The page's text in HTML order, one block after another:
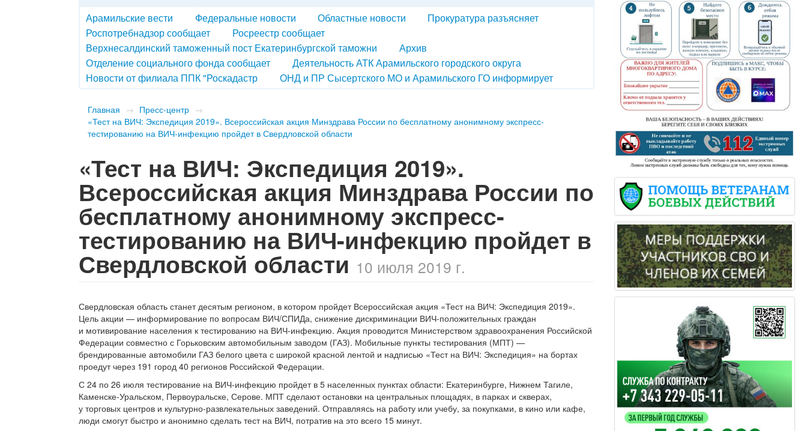
Арамильские вести
Федеральные новости Областные новости
Прокуратура разъясняет
Роспотребнадзор сообщает
Росреестр сообщает
Верхнесалдинский таможенный пост Екатеринбургской таможни
Архив
Отделение социального фонда сообщает
Деятельность АТК Арамильского городского округа
Новости от филиала ППК "Роскадастр
ОНД и ПР Сысертского МО и Арамильского ГО информирует
Главная → Пресс-центр →
«Тест на ВИЧ: Экспедиция 2019». Всероссийская акция Минздрава России по бесплатному анонимному экспресс-
тестированию на ВИЧ-инфекцию пройдет в Свердловской области
«Тест на ВИЧ: Экспедиция 2019».
Всероссийская акция Минздрава России по
бесплатному анонимному экспресс-
тестированию на ВИЧ-инфекцию пройдет в
Свердловской области 10 июля 2019 г.
Свердловская область станет десятым регионом, в котором пройдет Всероссийская акция «Тест на ВИЧ: Экспедиция 2019».
Цель акции — информирование по вопросам ВИЧ/СПИДа, снижение дискриминации ВИЧ-положительных граждан
и мотивирование населения к тестированию на ВИЧ-инфекцию. Акция проводится Министерством здравоохранения Российской
Федерации совместно с Горьковским автомобильным заводом (ГАЗ). Мобильные пункты тестирования (МПТ) —
брендированные автомобили ГАЗ белого цвета с широкой красной лентой и надписью «Тест на ВИЧ: Экспедиция» на бортах
проедут через 191 город 40 регионов Российской Федерации.
С 24 по 26 июля тестирование на ВИЧ-инфекцию пройдет в 5 населенных пунктах области: Екатеринбурге, Нижнем Тагиле,
Каменске-Уральском, Первоуральске, Серове. МПТ сделают остановки на центральных площадях, в парках и скверах,
у торговых центров и культурно-развлекательных заведений. Отправляясь на работу или учебу, за покупками, в кино или кафе,
люди смогут быстро и анонимно сделать тест на ВИЧ, потратив на это всего 15 минут.